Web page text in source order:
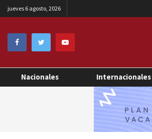
jueves 6 agosto, 2026
Nacionales Internacionales